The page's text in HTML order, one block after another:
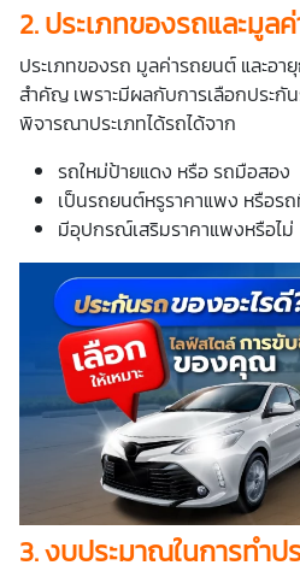
2.ประเภทของรถและมูล
ประเภทของรถ มูลค่ารถยนต์ และอา
สำคัญ เพราะมีผลกับการเลือกประกั
พิจารณาประเภทได้รถได้จาก
รถใหม่ป้ายแดง หรือ รถมือสอง
เป็นรถยนต์หรูราคาแพง หรือรถ
มีอุปกรณ์เสริมราคาแพงหรือไม่
3.งบประมาณในการทำป